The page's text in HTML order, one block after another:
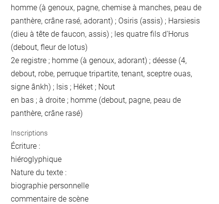
homme (à genoux, pagne, chemise à manches, peau de
panthère, crâne rasé, adorant) ; Osiris (assis) ; Harsiesis
(dieu à tête de faucon, assis) ; les quatre fils d'Horus
(debout, fleur de lotus)
2e registre ; homme (à genoux, adorant) ; déesse (4,
debout, robe, perruque tripartite, tenant, sceptre ouas,
signe ânkh) ; Isis ; Héket ; Nout
en bas ; à droite ; homme (debout, pagne, peau de
panthère, crâne rasé)
Inscriptions
Écriture :
hiéroglyphique
Nature du texte :
biographie personnelle
commentaire de scène